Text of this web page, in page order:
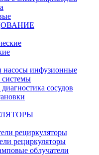
инфузионные
системы
сосудов
рециркуляторы
рециркуляторы
облучатели